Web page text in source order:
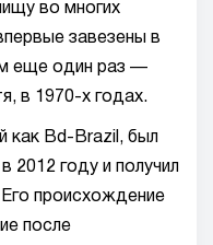
во многих
завезены в
еще один раз —
в 1970-х годах.
как Bd-Brazil, был
2012 году и получил
происхождение
после